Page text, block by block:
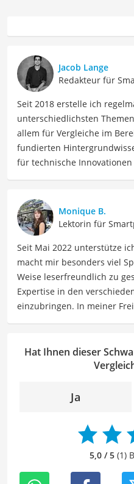
Jacob Lange
Redakteur für
Seit 2018 erstelle ich
unterschiedlichsten
allem für Vergleiche im
fundierten
für technische
detaillierte
technische Analysen, um
sowohl informierte
die besten elektronischen
zu finden.
Der Schwanenhals-
unserer Sicht besonders
Fans.
Monique B.
Lektorin für
Seit Mai 2022 unterstütze
macht mir besonders viel
Weise leserfreundlich zu
Expertise in den
einzubringen. In meiner
Klarheit, Verständlichkeit
überprüfen. Mein Ziel ist
angenehme Leseerfahrung
beitragen, dass die Inhalte
präsentiert werden und
Hat Ihnen dieser
Ja
5,0 / 5(1)